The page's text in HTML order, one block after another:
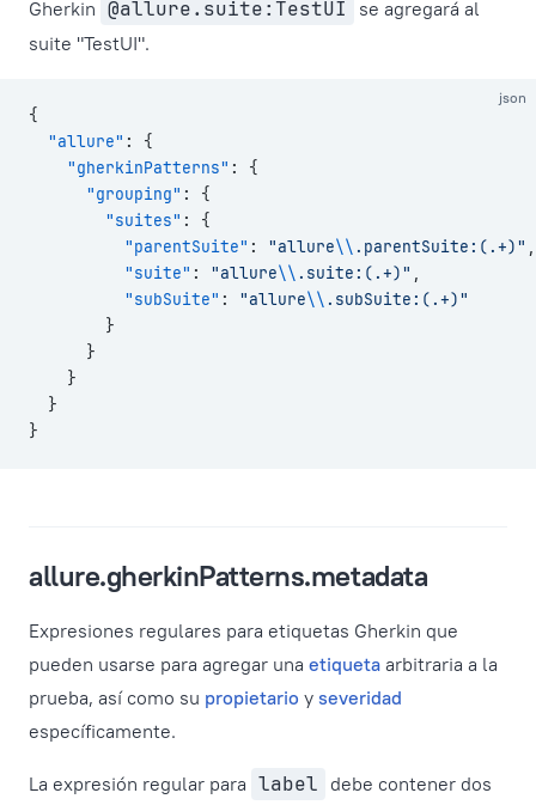
Gherkin @allure.suite:TestUI
se agregará al
suite "TestUI".
json
{
  "allure"
: {
    "gherkinPatterns"
: {
      "grouping"
: {
        "suites"
: {
          "parentSuite"
: "allure\\ .parentSuite:(.+)" ,
          "suite"
: "allure\\ .suite:(.+)" ,
          "subSuite"
: "allure\\ .subSuite:(.+)"
        }
      }
    }
  }
}
allure.gherkinPatterns.metadata
Expresiones regulares para etiquetas Gherkin que
pueden usarse para agregar una etiqueta arbitraria a la
prueba, así como su propietario y severidad
específicamente.
La expresión regular para label debe contener dos